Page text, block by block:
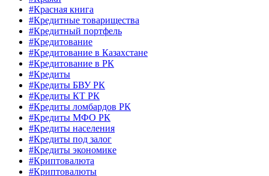
#Красная книга
#Кредитные товарищества
#Кредитный портфель
#Кредитование
#Кредитование в Казахстане
#Кредитование в РК
#Кредиты
#Кредиты БВУ РК
#Кредиты КТ РК
#Кредиты ломбардов РК
#Кредиты МФО РК
#Кредиты населения
#Кредиты под залог
#Кредиты экономике
#Криптовалюта
#Криптовалюты